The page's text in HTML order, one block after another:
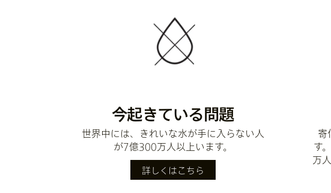
今起きている問題
世界中には、きれいな水が手に入らない人
が7億300万人以上います。
詳しくはこちら
寄
す
万